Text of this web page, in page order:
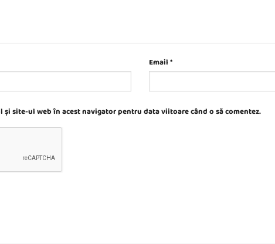
Email *
și site-ul web în acest navigator pentru data viitoare când o să comentez.